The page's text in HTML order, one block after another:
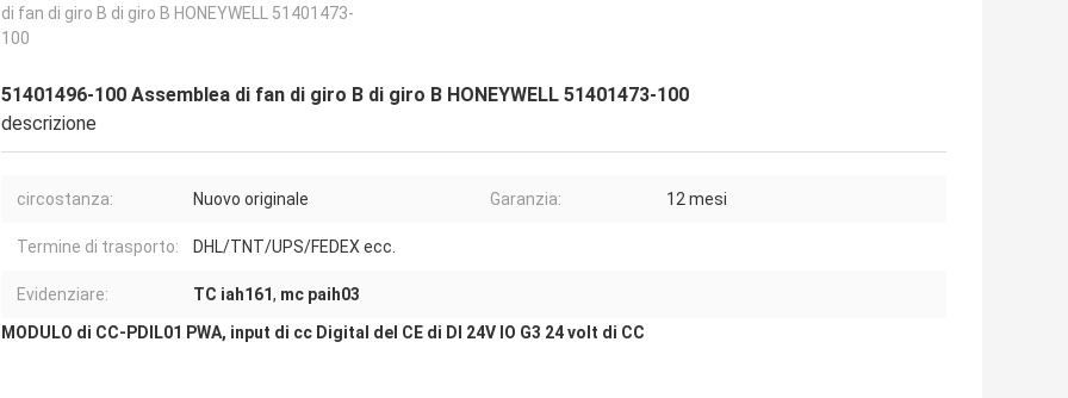
di fan di giro B di giro B HONEYWELL 51401473-
100
51401496-100 Assemblea di fan di giro B di giro B HONEYWELL 51401473-100
descrizione
circostanza: Nuovo originale Garanzia: 12 mesi
Termine di trasporto: DHL/TNT/UPS/FEDEX ecc.
Evidenziare: TC iah161, mc paih03
MODULO di CC-PDIL01 PWA, input di cc Digital del CE di DI 24V IO G3 24 volt di CC